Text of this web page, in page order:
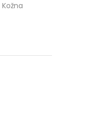
Kožna